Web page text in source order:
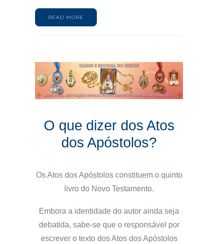
READ MORE
O que dizer dos Atos
dos Apóstolos?
Os Atos dos Apóstolos constituem o quinto
livro do Novo Testamento.
Embora a identidade do autor ainda seja
debatida, sabe-se que o responsável por
escrever o texto dos Atos dos Apóstolos